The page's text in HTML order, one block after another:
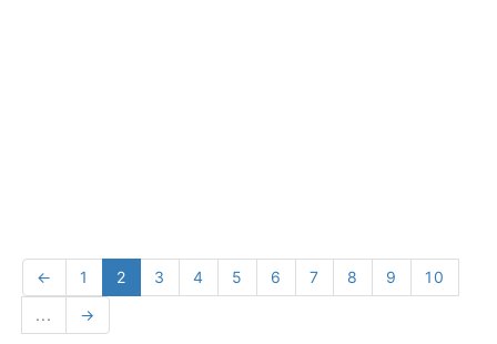
← 1 2 3 4 5 6 7 8 9
10
...
→